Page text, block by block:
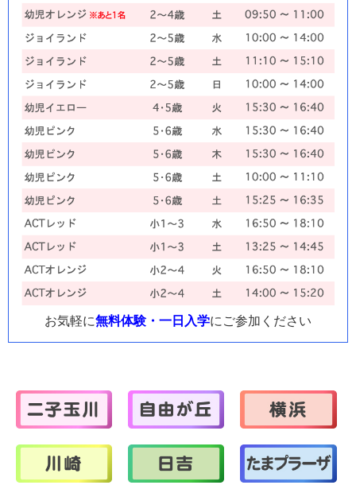
お気軽に無料体験・一日入学にご参加ください